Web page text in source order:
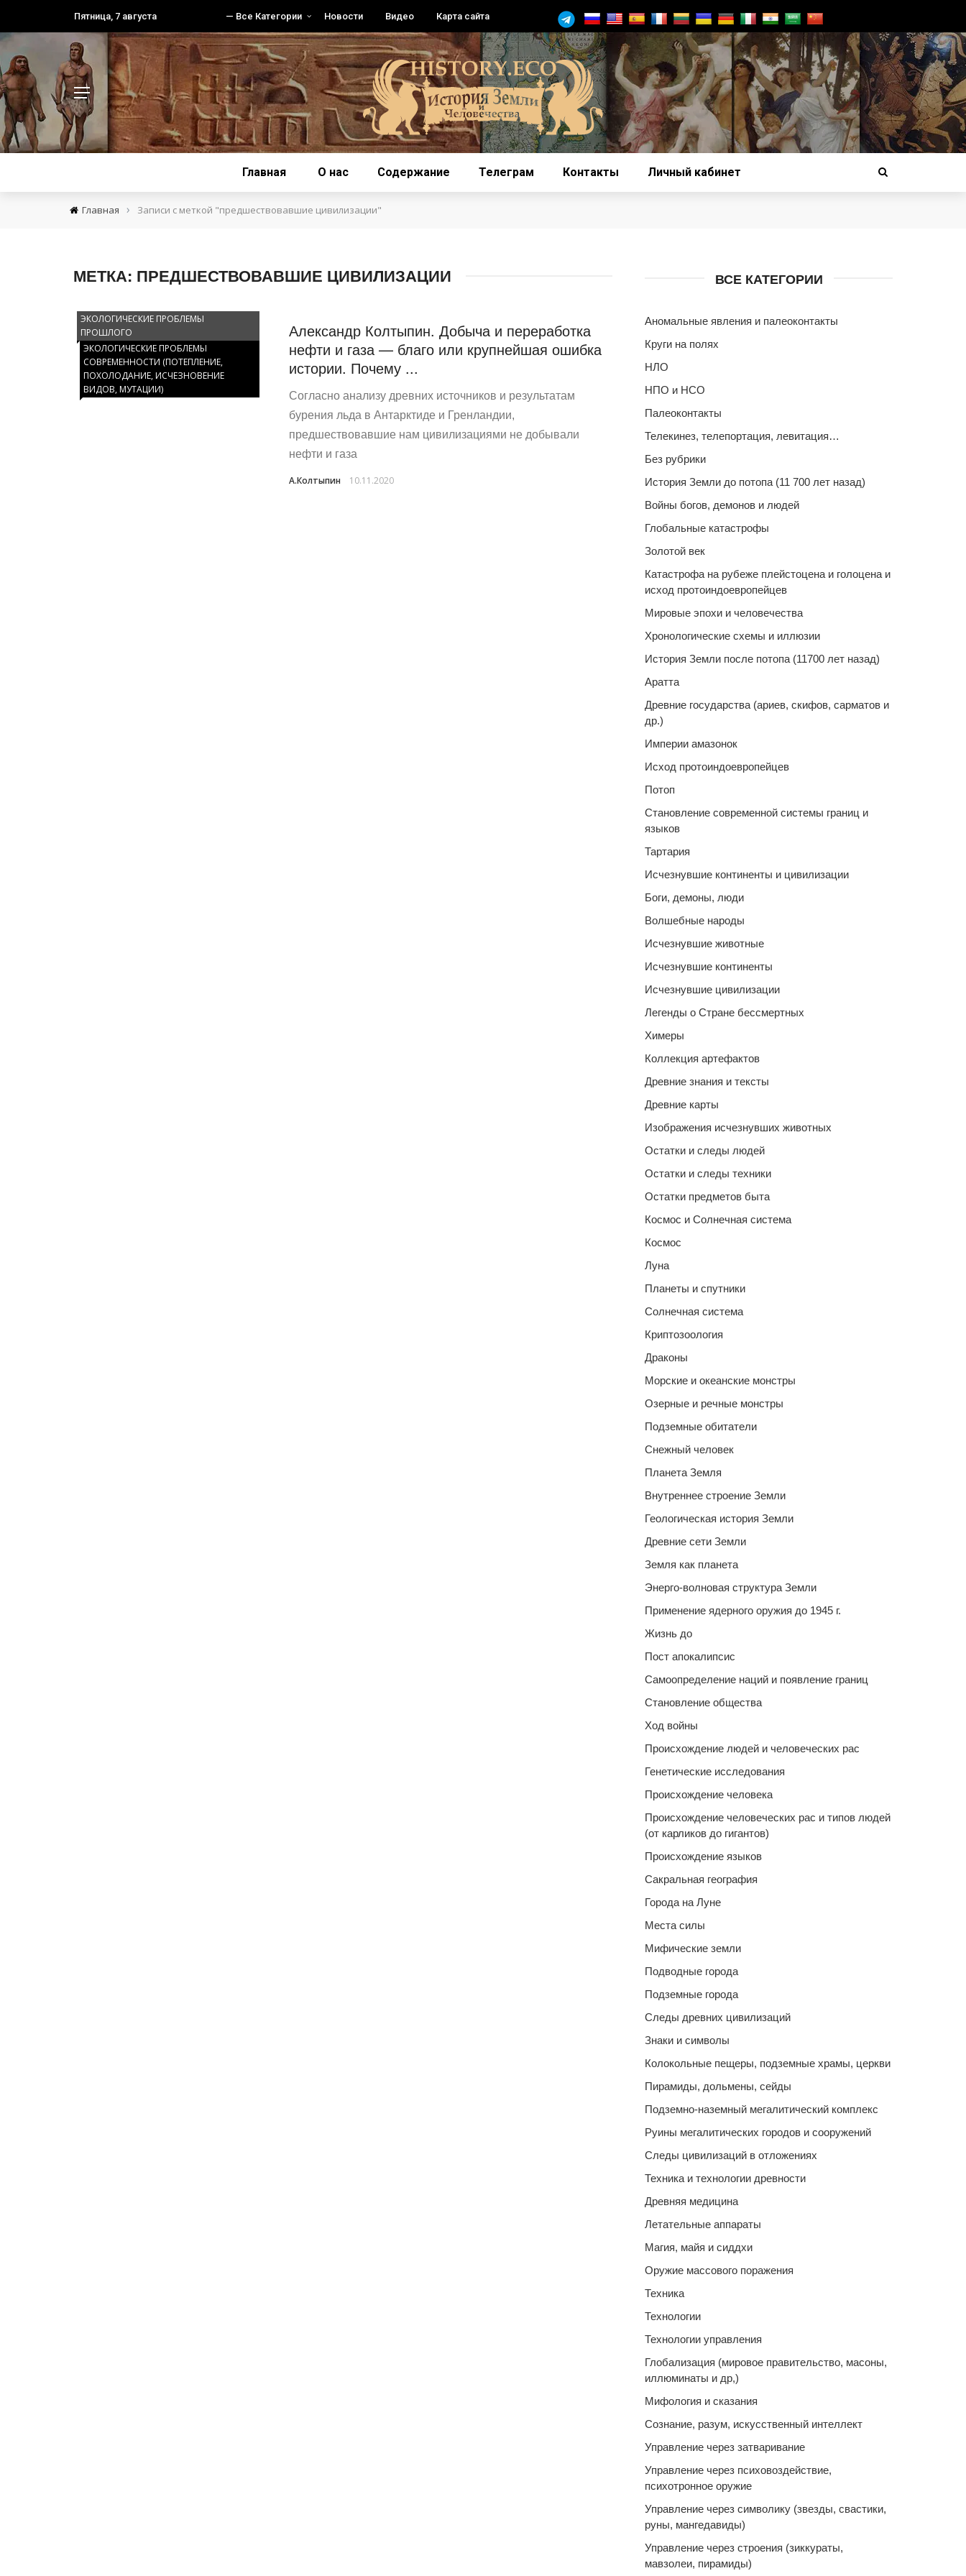
Пятница, 7 августа — Все Категории Новости Видео Карта сайта
Главная О нас Содержание Телеграм Контакты Личный кабинет
Главная › Записи с меткой "предшествовавшие цивилизации"
МЕТКА: ПРЕДШЕСТВОВАВШИЕ ЦИВИЛИЗАЦИИ
ЭКОЛОГИЧЕСКИЕ ПРОБЛЕМЫ
ПРОШЛОГО
ЭКОЛОГИЧЕСКИЕ ПРОБЛЕМЫ
СОВРЕМЕННОСТИ (ПОТЕПЛЕНИЕ,
ПОХОЛОДАНИЕ, ИСЧЕЗНОВЕНИЕ
ВИДОВ, МУТАЦИИ)
Александр Колтыпин. Добыча и переработка
нефти и газа — благо или крупнейшая ошибка
истории. Почему ...
Согласно анализу древних источников и результатам
бурения льда в Антарктиде и Гренландии,
предшествовавшие нам цивилизациями не добывали
нефти и газа
А.Колтыпин 10.11.2020
ВСЕ КАТЕГОРИИ
Аномальные явления и палеоконтакты
Круги на полях
НЛО
НПО и НСО
Палеоконтакты
Телекинез, телепортация, левитация…
Без рубрики
История Земли до потопа (11 700 лет назад)
Войны богов, демонов и людей
Глобальные катастрофы
Золотой век
Катастрофа на рубеже плейстоцена и голоцена и
исход протоиндоевропейцев
Мировые эпохи и человечества
Хронологические схемы и иллюзии
История Земли после потопа (11700 лет назад)
Аратта
Древние государства (ариев, скифов, сарматов и
др.)
Империи амазонок
Исход протоиндоевропейцев
Потоп
Становление современной системы границ и
языков
Тартария
Исчезнувшие континенты и цивилизации
Боги, демоны, люди
Волшебные народы
Исчезнувшие животные
Исчезнувшие континенты
Исчезнувшие цивилизации
Легенды о Стране бессмертных
Химеры
Коллекция артефактов
Древние знания и тексты
Древние карты
Изображения исчезнувших животных
Остатки и следы людей
Остатки и следы техники
Остатки предметов быта
Космос и Солнечная система
Космос
Луна
Планеты и спутники
Солнечная система
Криптозоология
Драконы
Морские и океанские монстры
Озерные и речные монстры
Подземные обитатели
Снежный человек
Планета Земля
Внутреннее строение Земли
Геологическая история Земли
Древние сети Земли
Земля как планета
Энерго-волновая структура Земли
Применение ядерного оружия до 1945 г.
Жизнь до
Пост апокалипсис
Самоопределение наций и появление границ
Становление общества
Ход войны
Происхождение людей и человеческих рас
Генетические исследования
Происхождение человека
Происхождение человеческих рас и типов людей
(от карликов до гигантов)
Происхождение языков
Сакральная география
Города на Луне
Места силы
Мифические земли
Подводные города
Подземные города
Следы древних цивилизаций
Знаки и символы
Колокольные пещеры, подземные храмы, церкви
Пирамиды, дольмены, сейды
Подземно-наземный мегалитический комплекс
Руины мегалитических городов и сооружений
Следы цивилизаций в отложениях
Техника и технологии древности
Древняя медицина
Летательные аппараты
Магия, майя и сиддхи
Оружие массового поражения
Техника
Технологии
Технологии управления
Глобализация (мировое правительство, масоны,
иллюминаты и др,)
Мифология и сказания
Сознание, разум, искусственный интеллект
Управление через затваривание
Управление через психовоздействие,
психотронное оружие
Управление через символику (звезды, свастики,
руны, мангедавиды)
Управление через строения (зиккураты,
мавзолеи, пирамиды)